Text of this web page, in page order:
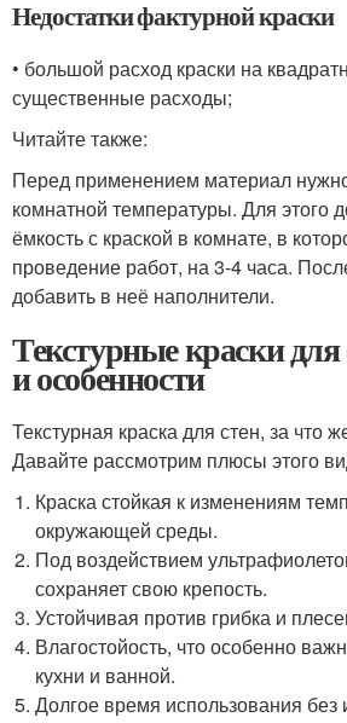
Недостатки фактурной краски
• большой расход краски на
существенные расходы;
Читайте также:
Перед применением материал
комнатной температуры. Для этого
ёмкость с краской в комнате, в
проведение работ, на 3-4 часа.
добавить в неё наполнители.
Текстурные краски для
и особенности
Текстурная краска для стен, за что
Давайте рассмотрим плюсы этого
Краска стойкая к изменениям
окружающей среды.
Под воздействием
сохраняет свою крепость.
Устойчивая против грибка и
Влагостойость, что особенно
кухни и ванной.
Долгое время использования без